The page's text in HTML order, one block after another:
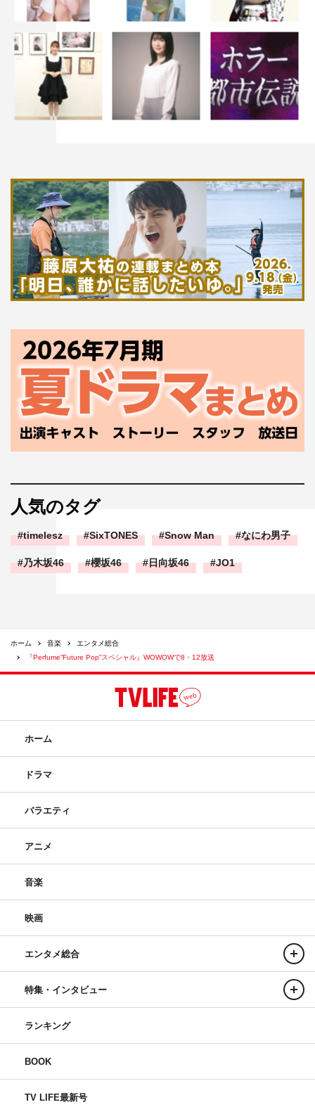
人気のタグ
timelesz SixTONES Snow Man なにわ男子
乃木坂46 櫻坂46 日向坂46 JO1
ホーム 音楽
エンタメ総合
『Perfume“Future Pop”スペシャル』WOWOWで8・12放送
ホーム
ドラマ
バラエティ
アニメ
音楽
映画
エンタメ総合
特集・インタビュー
ランキング
BOOK
TV LIFE最新号